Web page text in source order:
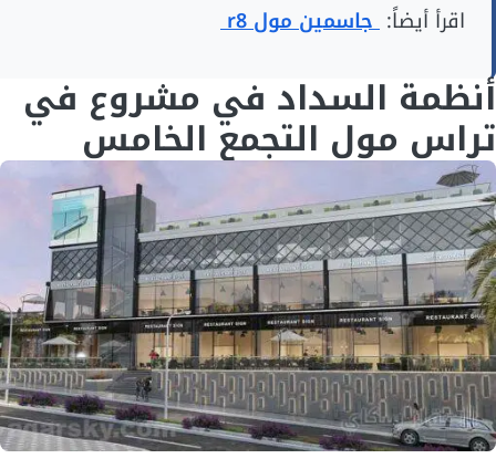
اقرأ أيضاً: جاسمين مول r8
أنظمة السداد في مشروع في
تراس مول التجمع الخامس